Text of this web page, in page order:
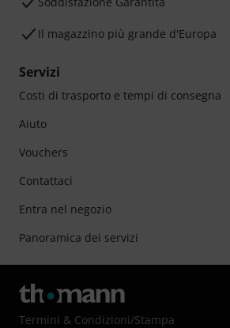
Il magazzino più grande d'Europa
Servizi
Costi di trasporto e tempi di consegna
Aiuto
Vouchers
Contattaci
Entra nel negozio
Panoramica dei servizi
Termini & Condizioni/Stampa